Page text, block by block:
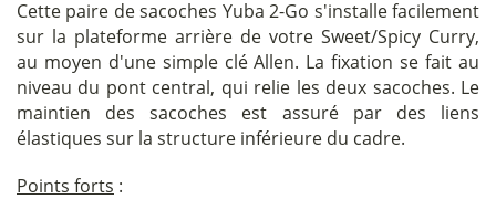
Cette paire de sacoches Yuba 2-Go s'installe facilement
sur la plateforme arrière de votre Sweet/Spicy Curry,
au moyen d'une simple clé Allen. La fixation se fait au
niveau du pont central, qui relie les deux sacoches. Le
maintien des sacoches est assuré par des liens
élastiques sur la structure inférieure du cadre.
Points forts :